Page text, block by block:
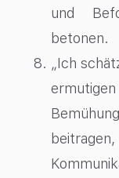
und
betonen.
„Ich